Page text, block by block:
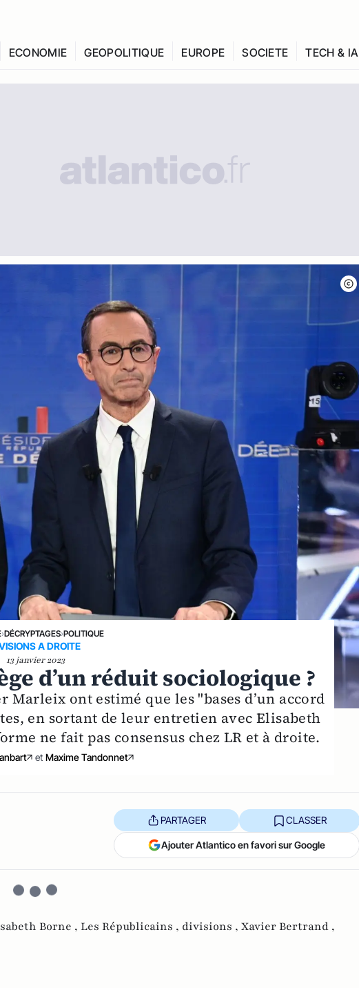
ECONOMIE GEOPOLITIQUE EUROPE SOCIETE TECH & IA
›DÉCRYPTAGES›POLITIQUE
A DROITE
13 janvier 2023
d’un réduit sociologique ?
ont estimé que les "bases d’un accord
en sortant de leur entretien avec Elisabeth
ne fait pas consensus chez LR et à droite.
et Maxime Tandonnet
PARTAGER CLASSER
Ajouter Atlantico en favori sur Google
Borne , Les Républicains , divisions , Xavier Bertrand ,